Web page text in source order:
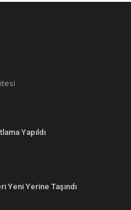
Yapıldı
Yeni Yerine Taşındı